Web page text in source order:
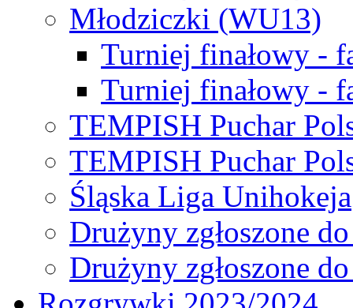
Młodziczki (WU13)
Turniej finałowy -
Turniej finałowy -
TEMPISH Puchar
TEMPISH Puchar
Śląska Liga Unihokeja
Drużyny zgłoszone
Drużyny zgłoszone